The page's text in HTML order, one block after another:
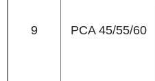
9 PCA 45/55/60